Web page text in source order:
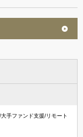
手ファンド支援/リモート